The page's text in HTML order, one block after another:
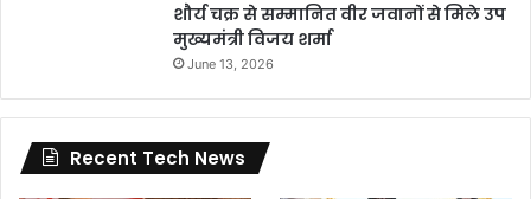
शौर्य चक्र से सम्मानित वीर जवानों से मिले उप
मुख्यमंत्री विजय शर्मा
June 13, 2026
Recent Tech News